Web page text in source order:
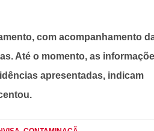
com acompanhamento
Até o momento, as
apresentadas, indicam